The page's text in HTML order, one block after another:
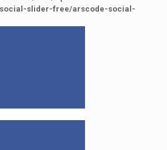
slider-free/arscode-social-